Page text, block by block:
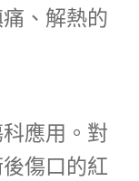
、解熱的
應用。對
傷口的紅